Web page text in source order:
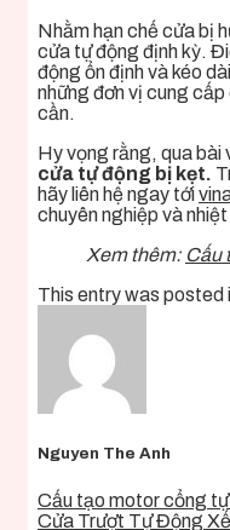
Nhằm hạn chế cửa bị
cửa tự động định kỳ.
động ổn định và kéo
những đơn vị cung
cần.
Hy vọng rằng, qua bài
cửa tự động bị kẹt.
hãy liên hệ ngay tới
chuyên nghiệp và
Xem thêm: Cấu
This entry was posted
Nguyen The Anh
Cấu tạo motor cổng
Cửa Trượt Tự Động